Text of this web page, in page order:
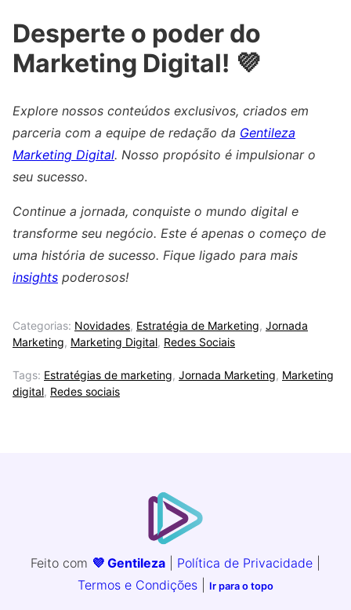
Desperte o poder do
Marketing Digital! 💜
Explore nossos conteúdos exclusivos, criados em
parceria com a equipe de redação da Gentileza
Marketing Digital. Nosso propósito é impulsionar o
seu sucesso.
Continue a jornada, conquiste o mundo digital e
transforme seu negócio. Este é apenas o começo de
uma história de sucesso. Fique ligado para mais
insights poderosos!
Categorias: Novidades, Estratégia de Marketing, Jornada
Marketing, Marketing Digital, Redes Sociais
Tags: Estratégias de marketing, Jornada Marketing, Marketing
digital, Redes sociais
Feito com 💜 Gentileza Política de Privacidade
Termos e Condições
Ir para o topo